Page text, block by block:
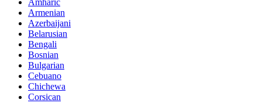
Amharic
Armenian
Azerbaijani
Belarusian
Bengali
Bosnian
Bulgarian
Cebuano
Chichewa
Corsican